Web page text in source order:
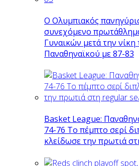
Ο Ολυμπιακός
συνεχόμενο
Γυναικών μετά την νίκη
Παναθηναϊκού με 87-83
Basket League:
74-76 Το πέμπτο σερί
κλείδωσε την πρωτιά